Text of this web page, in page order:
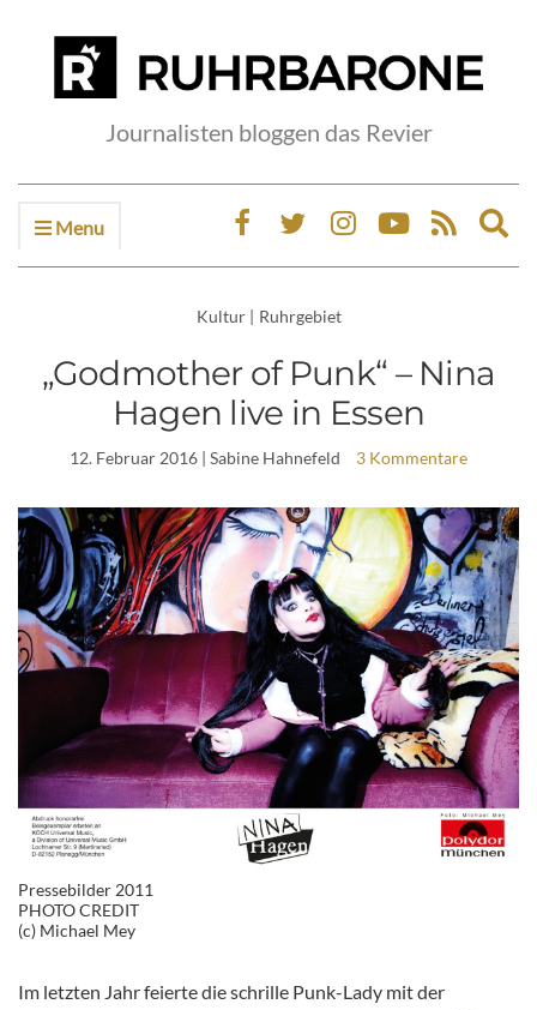
Journalisten bloggen das Revier
Menu
Kultur | Ruhrgebiet
„Godmother of Punk“ – Nina
Hagen live in Essen
12. Februar 2016 | Sabine Hahnefeld 3 Kommentare
Pressebilder 2011
PHOTO CREDIT
(c) Michael Mey
Im letzten Jahr feierte die schrille Punk-Lady mit der